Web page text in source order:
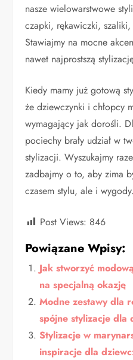
nasze wielowarstwowe
czapki, rękawiczki,
Stawiajmy na mocne
nawet najprostszą
Kiedy mamy już gotową
że dziewczynki i chłopcy
wymagający jak dorośli.
pociechy brały udział w
stylizacji. Wyszukajmy
zadbajmy o to, aby zima
czasem stylu, ale i wygody.
Post Views: 846
Powiązane Wpisy:
Jak stworzyć
na specjalną okazję
Modne zestawy dla
spójne stylizacje dla
Stylizacje w
inspiracje dla